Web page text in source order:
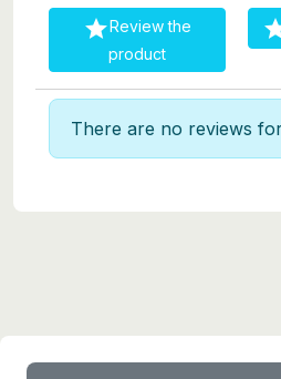
Review the
product
There are no reviews